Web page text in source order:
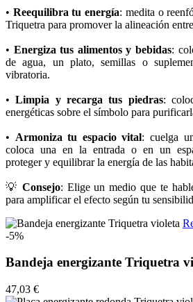
• Reequilibra tu energía: medita o
Triquetra para promover la alineación
• Energiza tus alimentos y bebidas:
de agua, un plato, semillas o
vibratoria.
•Limpia y recarga tus piedras:
energéticas sobre el símbolo para
• Armoniza tu espacio vital: cuelga
coloca una en la entrada o en un
proteger y equilibrar la energía de las
💡 Consejo: Elige un medio que te
para amplificar el efecto según tu
-5%
Bandeja energizante Triquetra
47,03 €